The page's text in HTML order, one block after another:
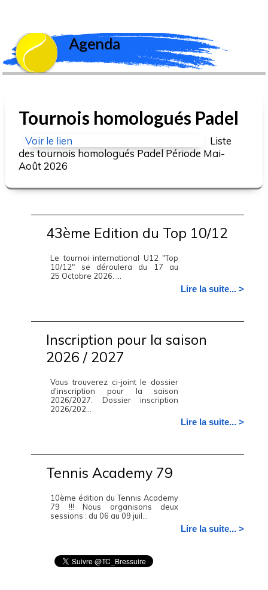
Agenda
Tournois homologués Padel
Voir le lien
Liste
des tournois homologués Padel Période Mai-
Août 2026
43ème Edition du Top 10/12
Le tournoi international U12 "Top
10/12" se déroulera du 17 au
25 Octobre 2026. ...
Lire la suite... >
Inscription pour la saison
2026 / 2027
Vous trouverez ci-joint le dossier
d'inscription pour la saison
2026/2027. Dossier inscription
2026/202...
Lire la suite... >
Tennis Academy 79
10ème édition du Tennis Academy
79 !!! Nous organisons deux
sessions : du 06 au 09 juil...
Lire la suite... >